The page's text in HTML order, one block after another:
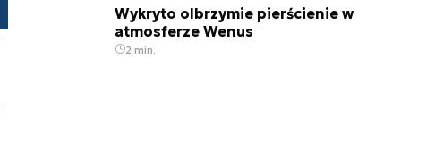
Wykryto olbrzymie pierścienie w
atmosferze Wenus
2 min.